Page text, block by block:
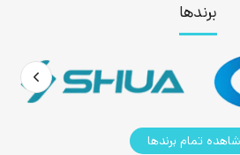
برندها
تمام برندها